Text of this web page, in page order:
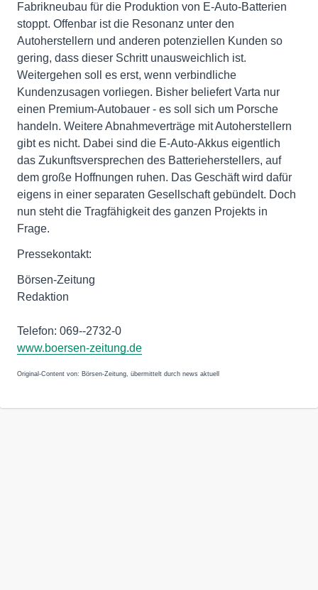
Fabrikneubau für die Produktion von E-Auto-Batterien
stoppt. Offenbar ist die Resonanz unter den
Autoherstellern und anderen potenziellen Kunden so
gering, dass dieser Schritt unausweichlich ist.
Weitergehen soll es erst, wenn verbindliche
Kundenzusagen vorliegen. Bisher beliefert Varta nur
einen Premium-Autobauer - es soll sich um Porsche
handeln. Weitere Abnahmeverträge mit Autoherstellern
gibt es nicht. Dabei sind die E-Auto-Akkus eigentlich
das Zukunftsversprechen des Batterieherstellers, auf
dem große Hoffnungen ruhen. Das Geschäft wird dafür
eigens in einer separaten Gesellschaft gebündelt. Doch
nun steht die Tragfähigkeit des ganzen Projekts in
Frage.
Pressekontakt:
Börsen-Zeitung
Redaktion
Telefon: 069--2732-0
www.boersen-zeitung.de
Original-Content von: Börsen-Zeitung, übermittelt durch news aktuell